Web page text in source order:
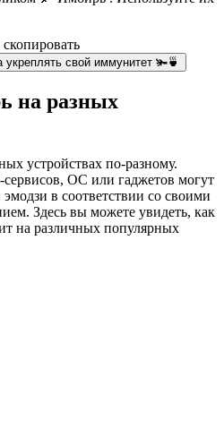
укреплять свой иммунитет 🫚🍵
на разных
устройствах по-разному.
ОС или гаджетов могут
в соответствии со своими
Здесь вы можете увидеть, как
на различных популярных